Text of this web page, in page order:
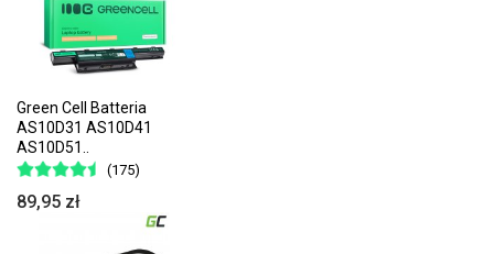
Green Cell Batteria
AS10D31 AS10D41
AS10D51..
(175)
89,95 zł